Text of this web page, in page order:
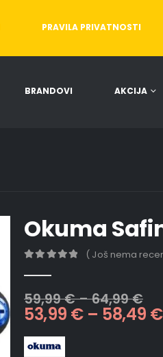
PRAVILA PRIVATNOSTI
BRANDOVI AKCIJA
Okuma
( Još nema
59,99€–64,99€
53,99 €– 58,49 €